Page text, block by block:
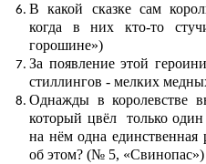
В какой сказке сам
когда в них кто-то
горошине»)
За появление этой
стиллингов - мелких
Однажды в королевстве
который цвёл только один
на нём одна единственная
об этом? (№ 5, «Свинопас»)